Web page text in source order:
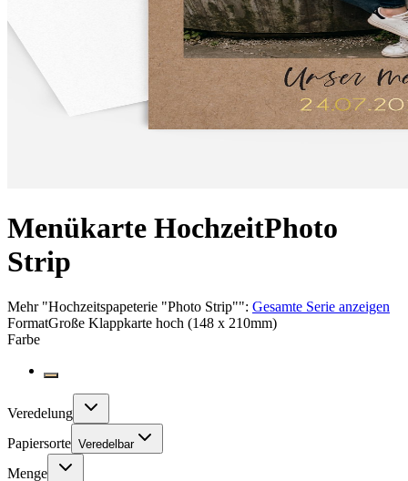
Menükarte HochzeitPhoto
Strip
Mehr"Hochzeitspapeterie "Photo Strip"": Gesamte Serie anzeigen
FormatGroße Klappkarte hoch (148 x 210mm)
Farbe
Veredelung
Papiersorte Veredelbar
Menge